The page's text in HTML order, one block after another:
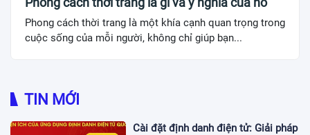
Phong cách thời trang là một khía cạnh quan trọng trong
cuộc sống của mỗi người, không chỉ giúp bạn...
TIN MỚI
Cài đặt định danh điện tử: Giải pháp